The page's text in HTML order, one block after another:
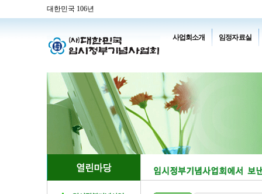
대한민국 106년
사업회소개 임정자료실